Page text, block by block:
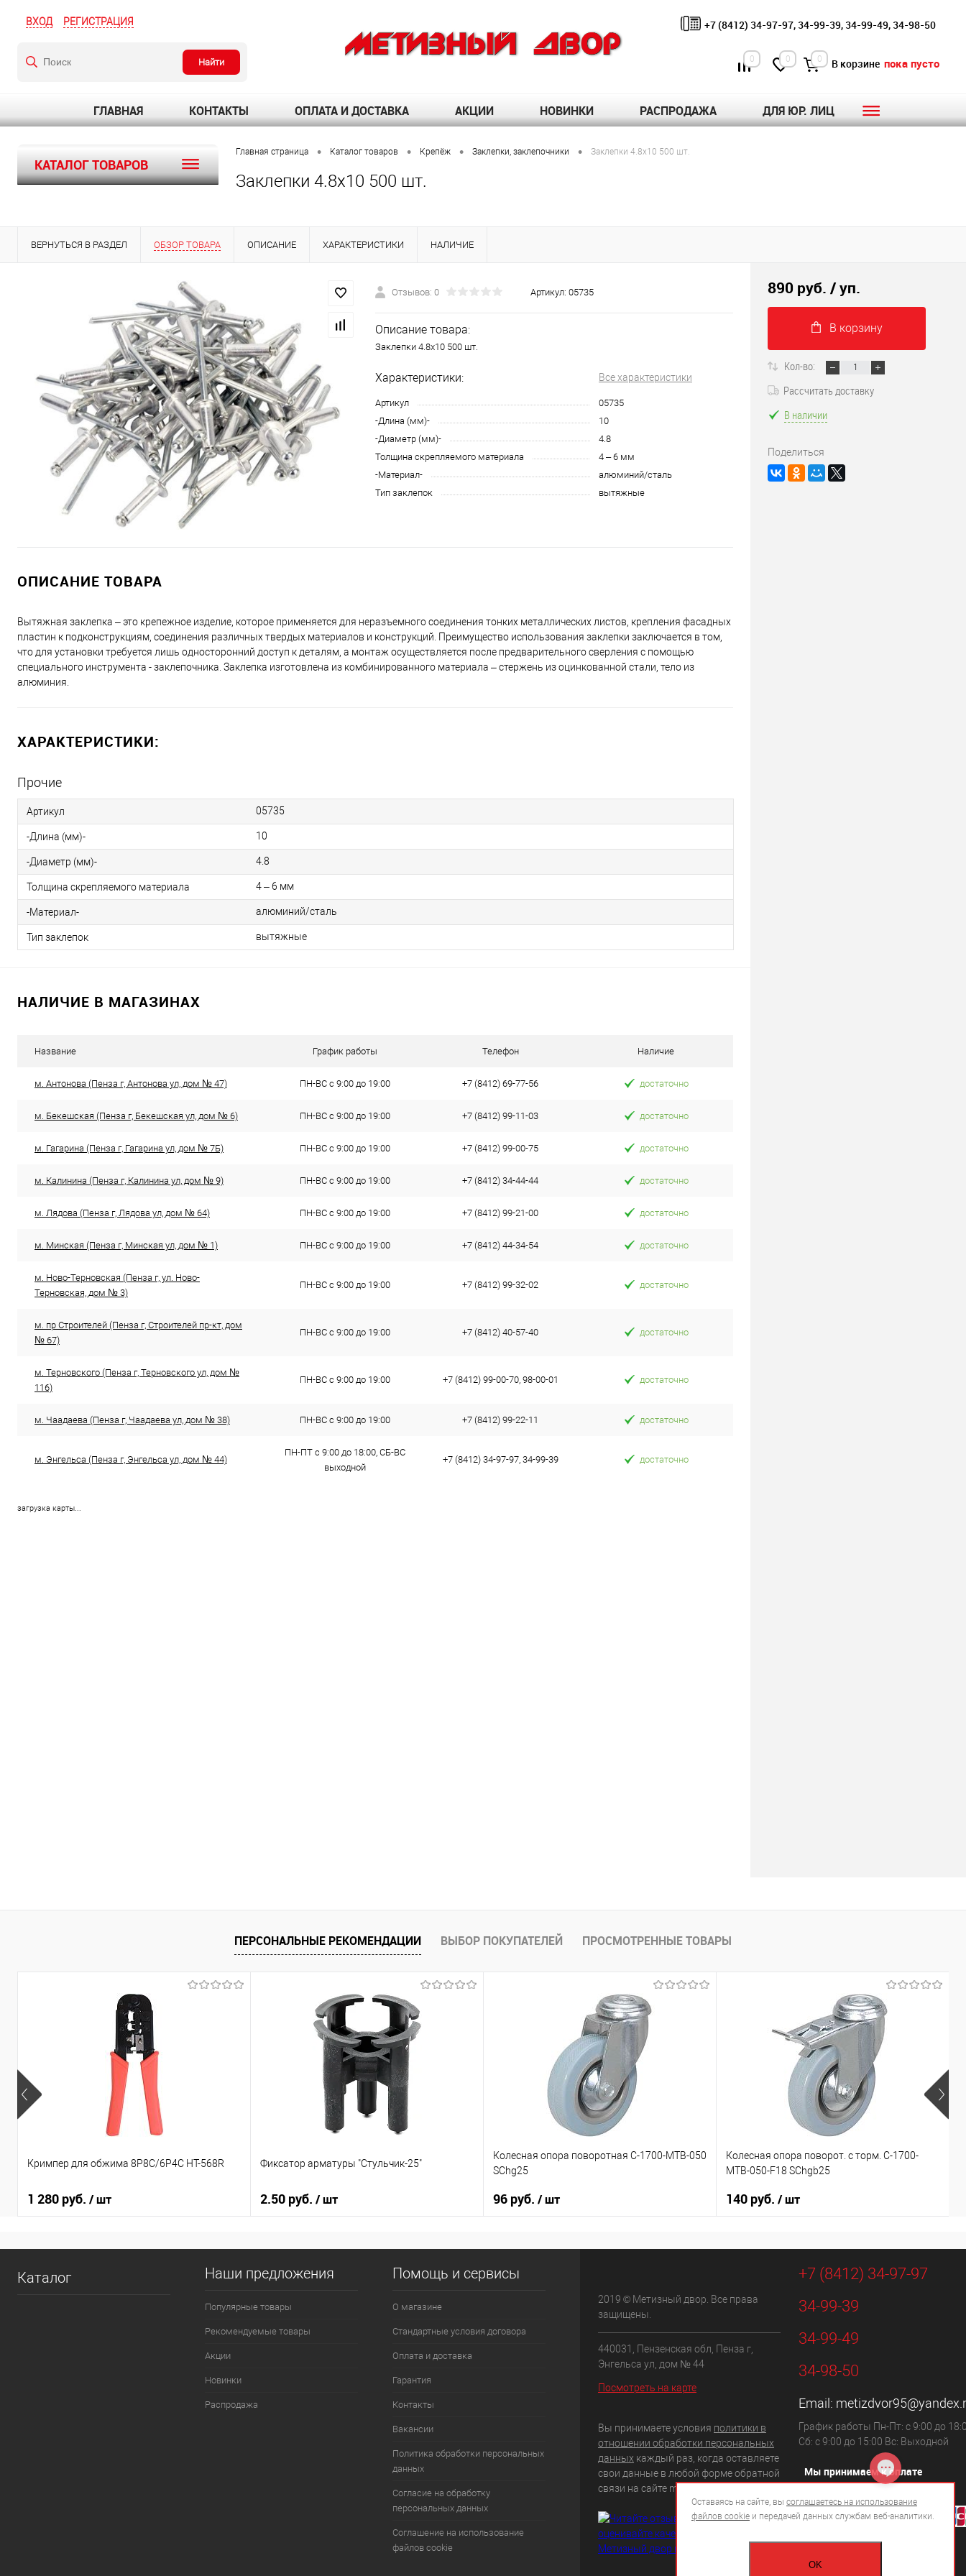
ВХОД РЕГИСТРАЦИЯ
Найти
+7 (8412) 34-97-97, 34-99-39, 34-99-49, 34-98-50
0 0 0 В корзине пока пусто
ГЛАВНАЯ КОНТАКТЫ ОПЛАТА И ДОСТАВКА АКЦИИ НОВИНКИ РАСПРОДАЖА ДЛЯ ЮР. ЛИЦ
КАТАЛОГ ТОВАРОВ
Главная страница • Каталог товаров • Крепёж • Заклепки, заклепочники • Заклепки 4.8х10 500 шт.
Заклепки 4.8х10 500 шт.
ВЕРНУТЬСЯ В РАЗДЕЛ ОБЗОР ТОВАРА ОПИСАНИЕ ХАРАКТЕРИСТИКИ НАЛИЧИЕ
Отзывов: 0 Артикул: 05735
Описание товара:
Заклепки 4.8х10 500 шт.
Характеристики: Все характеристики
Артикул
05735
-Длина (мм)-
10
-Диаметр (мм)-
4.8
Толщина скрепляемого материала
4 – 6 мм
-Материал-
алюминий/сталь
Тип заклепок
вытяжные
ОПИСАНИЕ ТОВАРА
Вытяжная заклепка – это крепежное изделие, которое применяется для неразъемного соединения тонких металлических листов, крепления фасадных
пластин к подконструкциям, соединения различных твердых материалов и конструкций. Преимущество использования заклепки заключается в том,
что для установки требуется лишь односторонний доступ к деталям, а монтаж осуществляется после предварительного сверления с помощью
специального инструмента - заклепочника. Заклепка изготовлена из комбинированного материала – стержень из оцинкованной стали, тело из
алюминия.
ХАРАКТЕРИСТИКИ:
Прочие
Артикул 05735
-Длина (мм)- 10
-Диаметр (мм)- 4.8
Толщина скрепляемого материала 4 – 6 мм
-Материал- алюминий/сталь
Тип заклепок вытяжные
НАЛИЧИЕ В МАГАЗИНАХ
Название График работы Телефон Наличие
м. Антонова (Пенза г, Антонова ул, дом № 47) ПН-ВС с 9:00 до 19:00 +7 (8412) 69-77-56 достаточно
м. Бекешская (Пенза г, Бекешская ул, дом № 6) ПН-ВС с 9:00 до 19:00 +7 (8412) 99-11-03 достаточно
м. Гагарина (Пенза г, Гагарина ул, дом № 7Б) ПН-ВС с 9:00 до 19:00 +7 (8412) 99-00-75 достаточно
м. Калинина (Пенза г, Калинина ул, дом № 9) ПН-ВС с 9:00 до 19:00 +7 (8412) 34-44-44 достаточно
м. Лядова (Пенза г, Лядова ул, дом № 64) ПН-ВС с 9:00 до 19:00 +7 (8412) 99-21-00 достаточно
м. Минская (Пенза г, Минская ул, дом № 1) ПН-ВС с 9:00 до 19:00 +7 (8412) 44-34-54 достаточно
м. Ново-Терновская (Пенза г, ул. Ново-
Терновская, дом № 3)
ПН-ВС с 9:00 до 19:00 +7 (8412) 99-32-02 достаточно
м. пр Строителей (Пенза г, Строителей пр-кт, дом
№ 67)
ПН-ВС с 9:00 до 19:00 +7 (8412) 40-57-40 достаточно
м. Терновского (Пенза г, Терновского ул, дом №
116)
ПН-ВС с 9:00 до 19:00 +7 (8412) 99-00-70, 98-00-01 достаточно
м. Чаадаева (Пенза г, Чаадаева ул, дом № 38) ПН-ВС с 9:00 до 19:00 +7 (8412) 99-22-11 достаточно
м. Энгельса (Пенза г, Энгельса ул, дом № 44)
ПН-ПТ с 9:00 до 18:00, СБ-ВС
выходной
+7 (8412) 34-97-97, 34-99-39 достаточно
загрузка карты...
890 руб. / уп.
В корзину
Кол-во:
Рассчитать доставку
В наличии
Поделиться
ПЕРСОНАЛЬНЫЕ РЕКОМЕНДАЦИИ ВЫБОР ПОКУПАТЕЛЕЙ ПРОСМОТРЕННЫЕ ТОВАРЫ
Кримпер для обжима 8Р8С/6Р4С HT-568R
1 280 руб. / шт
Фиксатор арматуры "Стульчик-25"
2.50 руб. / шт
Колесная опора поворотная С-1700-МТВ-050
SChg25
96 руб. / шт
Колесная опора поворот. с торм. С-1700-
МТВ-050-F18 SChgb25
140 руб. / шт
Каталог Наши предложения
Популярные товары
Рекомендуемые товары
Акции
Новинки
Распродажа
Помощь и сервисы
О магазине
Стандартные условия договора
Оплата и доставка
Гарантия
Контакты
Вакансии
Политика обработки персональных
данных
Согласие на обработку
персональных данных
Соглашение на использование
файлов cookie
2019 © Метизный двор. Все права
защищены.
440031, Пензенская обл, Пенза г,
Энгельса ул, дом № 44
Посмотреть на карте
Вы принимаете условия политики в
отношении обработки персональных
данных каждый раз, когда оставляете
свои данные в любой форме обратной
связи на сайте metizdvor.com
+7 (8412) 34-97-97
34-99-39
34-99-49
34-98-50
Email:
График работы Пн-Пт: с 9:00 до
Сб: с 9:00 до 15:00 Вс: Выходной
Мы принимаем к оплате
Оставаясь на сайте, вы соглашаетесь на использование
файлов cookie и передачей данных службам веб-аналитики.
OK